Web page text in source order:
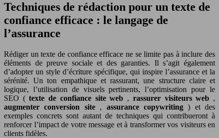
Techniques de rédaction pour un texte de
confiance efficace : le langage de
l’assurance
Rédiger un texte de confiance efficace ne se limite pas à inclure des
éléments de preuve sociale et des garanties. Il s’agit également
d’adopter un style d’écriture spécifique, qui inspire l’assurance et la
sérénité. Un ton empathique et rassurant, une structure claire et
logique, l’utilisation de visuels pertinents, l’optimisation pour le
SEO (texte de confiance site web , rassurer visiteurs web ,
augmenter conversion site , assurance copywriting) et des
exemples concrets sont autant de techniques qui contribueront à
renforcer l’impact de votre message et à transformer vos visiteurs en
clients fidèles.